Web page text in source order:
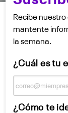
Recibe
mantente
la semana.
¿Cuál es tu
¿Cómo te